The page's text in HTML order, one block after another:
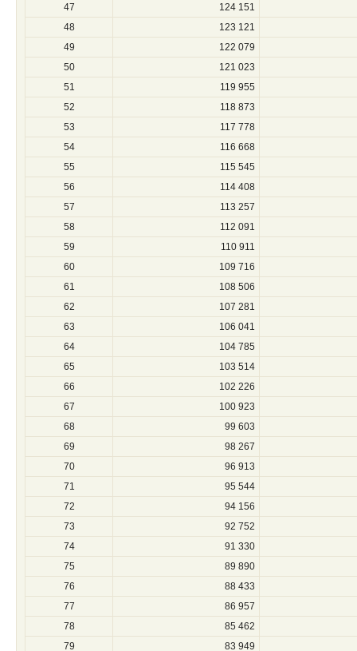
47
124 151
48
123 121
49
122 079
50
121 023
51
119 955
52
118 873
53
117 778
54
116 668
55
115 545
56
114 408
57
113 257
58
112 091
59
110 911
60
109 716
61
108 506
62
107 281
63
106 041
64
104 785
65
103 514
66
102 226
67
100 923
68
99 603
69
98 267
70
96 913
71
95 544
72
94 156
73
92 752
74
91 330
75
89 890
76
88 433
77
86 957
78
85 462
79
83 949